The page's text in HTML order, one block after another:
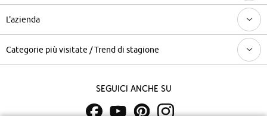
L'azienda
Categorie più visitate / Trend di stagione
Seguici anche su